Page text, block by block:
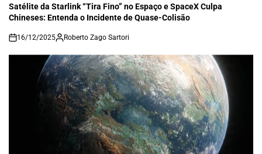
IN
Satélite da Starlink “Tira Fino” no Espaço e SpaceX Culpa
Chineses: Entenda o Incidente de Quase-Colisão
on
16/12/2025 Roberto Zago Sartori